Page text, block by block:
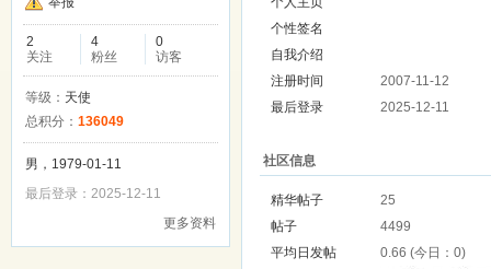
2
关注
4
粉丝
0
访客
等级： 天使
总积分： 136049
男，1979-01-11
最后登录：2025-12-11
更多资料
个性签名
自我介绍
注册时间
2007-11-12
最后登录
2025-12-11
社区信息
精华帖子
25
帖子
4499
平均日发帖
0.66 (今日：0)